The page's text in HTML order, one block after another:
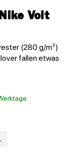
Volt
(280 g/m²)
fallen etwas